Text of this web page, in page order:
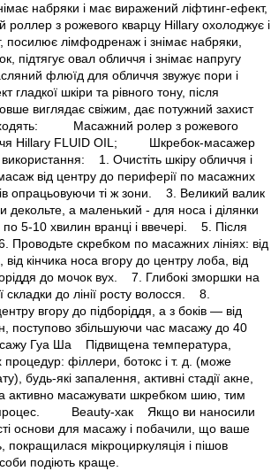
набряки і має виражений ліфтинг-ефект,
з рожевого кварцу Hillary охолоджує і
посилює лімфодренаж і знімає набряки,
підтягує овал обличчя і знімає напругу
флюїд для обличчя звужує пори і
шкіри та рівного тону, після
виглядає свіжим, дає потужний захист
Масажний ролер з рожевого
Hillary FLUID OIL; Шкребок-масажер
1. Очистіть шкіру обличчя і
від центру до периферії по масажних
опрацьовуючи ті ж зони. 3. Великий валик
декольте, а маленький - для носа і ділянки
5-10 хвилин вранці і ввечері. 5. Після
скребком по масажних лініях: від
кінчика носа вгору до центру лоба, від
до мочок вух. 7. Глибокі зморшки на
складки до лінії росту волосся. 8.
вгору до підборіддя, а з боків — від
збільшуючи час масажу до 40
Гуа Ша Підвищена температура,
процедур: філлери, ботокс і т. д. (може
будь-які запалення, активні стадії акне,
активно масажувати шкребком шию, тим
процес. Beauty-хак Якщо ви наносили
основи для масажу і побачили, що ваше
мікроциркуляція і пішов
подіють краще.